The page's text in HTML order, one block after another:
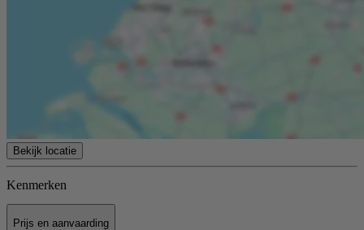
Bekijk locatie
Kenmerken
Prijs en aanvaarding